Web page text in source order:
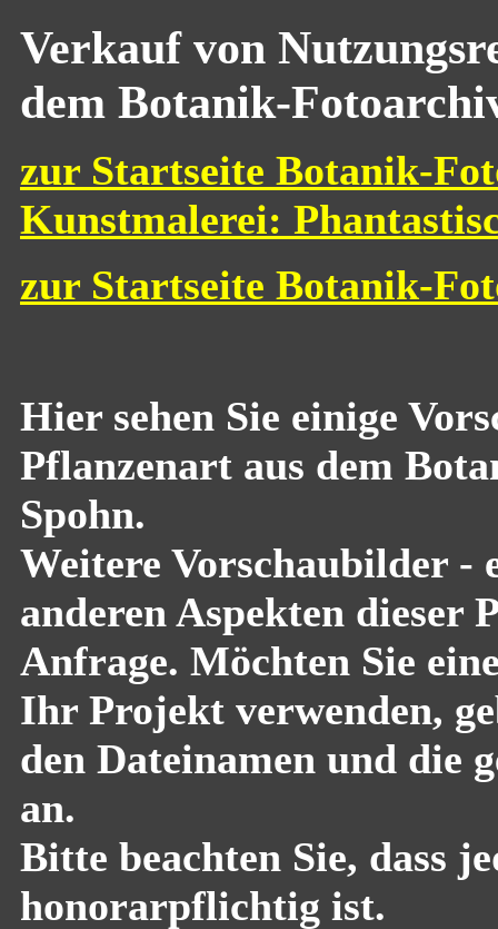
Verkauf von
dem Botanik-
zur Startseite Botanik-
Kunstmalerei:
zur Startseite Botanik-
Hier sehen Sie einige
Pflanzenart aus dem
Spohn.
Weitere Vorschaubilder -
anderen Aspekten dieser
Anfrage. Möchten Sie
Ihr Projekt verwenden,
den Dateinamen und die
an.
Bitte beachten Sie, dass
honorarpflichtig ist.